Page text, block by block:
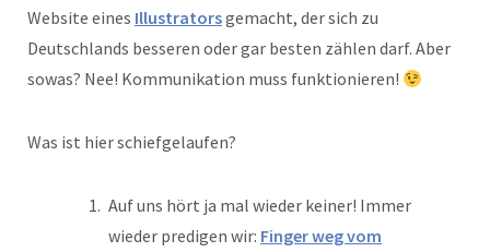
Website eines Illustratorsgemacht, der sich zu
Deutschlands besseren oder gar besten zählen darf. Aber
sowas? Nee! Kommunikation muss funktionieren!
Was ist hier schiefgelaufen?
Auf uns hört ja mal wieder keiner! Immer
wieder predigen wir: Finger weg vom